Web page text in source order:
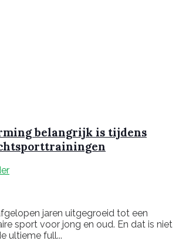
belangrijk is tijdens
jaren uitgegroeid tot een
sport voor jong en oud. En dat is niet
ultieme full...